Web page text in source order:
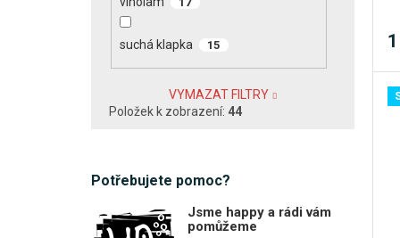
suchá klapka 15
VYMAZAT FILTRY
Položek k zobrazení: 44
Potřebujete pomoc?
Jsme happy a rádi vám
pomůžeme